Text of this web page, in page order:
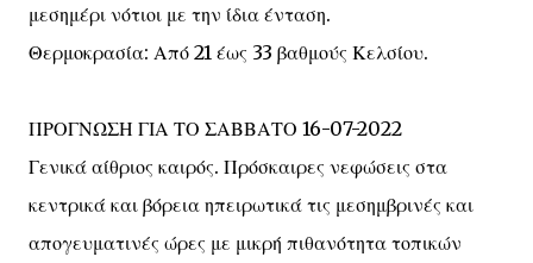
μεσημέρι νότιοι με την ίδια ένταση.
Θερμοκρασία: Από 21 έως 33 βαθμούς Κελσίου.
ΠΡΟΓΝΩΣΗ ΓΙΑ ΤΟ ΣΑΒΒΑΤΟ 16-07-2022
Γενικά αίθριος καιρός. Πρόσκαιρες νεφώσεις στα
κεντρικά και βόρεια ηπειρωτικά τις μεσημβρινές και
απογευματινές ώρες με μικρή πιθανότητα τοπικών